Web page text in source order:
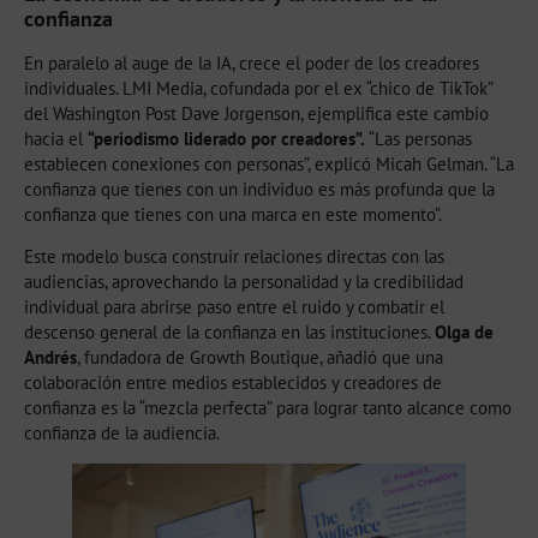
confianza
En paralelo al auge de la IA, crece el poder de los creadores
individuales. LMI Media, cofundada por el ex “chico de TikTok”
del Washington Post Dave Jorgenson, ejemplifica este cambio
hacia el “periodismo liderado por creadores”. “Las personas
establecen conexiones con personas”, explicó Micah Gelman. “La
confianza que tienes con un individuo es más profunda que la
confianza que tienes con una marca en este momento”.
Este modelo busca construir relaciones directas con las
audiencias, aprovechando la personalidad y la credibilidad
individual para abrirse paso entre el ruido y combatir el
descenso general de la confianza en las instituciones. Olga de
Andrés, fundadora de Growth Boutique, añadió que una
colaboración entre medios establecidos y creadores de
confianza es la “mezcla perfecta” para lograr tanto alcance como
confianza de la audiencia.